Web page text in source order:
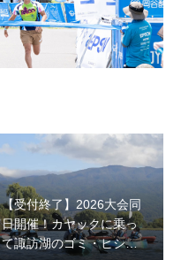
小学生対象キッズ・ラ
【受付終了】2026大会同
日開催！カヤックに乗っ
て諏訪湖のゴミ・ヒシを